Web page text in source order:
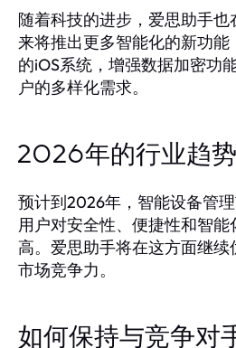
随着科技的进步，爱思助手
来将推出更多智能化的新功
的iOS系统，增强数据加密功
户的多样化需求。
2026年的行业趋势
预计到2026年，智能设备管
用户对安全性、便捷性和智
高。爱思助手将在这方面继
市场竞争力。
如何保持与竞争对